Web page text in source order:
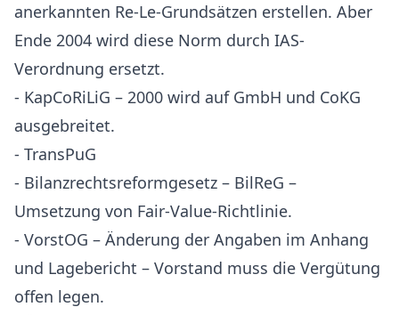
anerkannten Re-Le-Grundsätzen erstellen. Aber
Ende 2004 wird diese Norm durch IAS-
Verordnung ersetzt.
- KapCoRiLiG – 2000 wird auf GmbH und CoKG
ausgebreitet.
- TransPuG
- Bilanzrechtsreformgesetz – BilReG –
Umsetzung von Fair-Value-Richtlinie.
- VorstOG – Änderung der Angaben im Anhang
und Lagebericht – Vorstand muss die Vergütung
offen legen.